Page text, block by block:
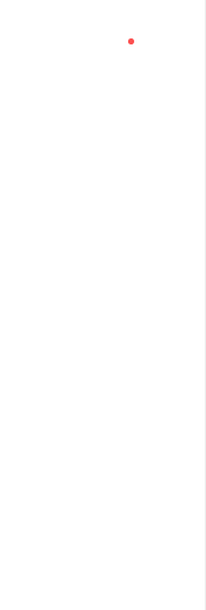
Dell
HP
ZTE